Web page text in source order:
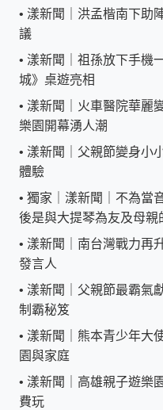
• 漾新聞｜洪孟楷南下
議
• 漾新聞｜祖孫放下手機
城》桌遊亮相
• 漾新聞｜火車醫院華麗
樂園開幕湧人潮
• 漾新聞｜父親節變身小
體驗
• 獨家｜漾新聞｜不為當
後是與大提琴為友及母親
• 漾新聞｜南台灣戰力再
發言人
• 漾新聞｜父親節最霸氣
制霸秘笈
• 漾新聞｜熊本青少年
園與家庭
• 漾新聞｜高雄親子遊
費玩